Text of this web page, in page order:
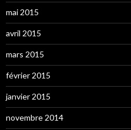
mai 2015
avril 2015
mars 2015
février 2015
janvier 2015
novembre 2014